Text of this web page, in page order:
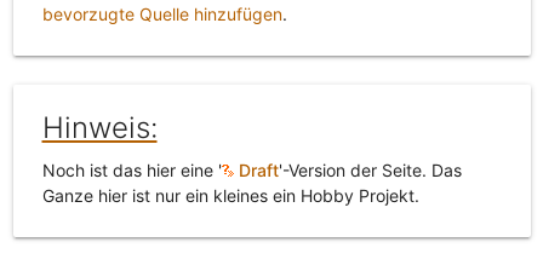
bevorzugte Quelle hinzufügen.
Hinweis:
Noch ist das hier eine ' Draft'-Version der Seite. Das
Ganze hier ist nur ein kleines ein Hobby Projekt.